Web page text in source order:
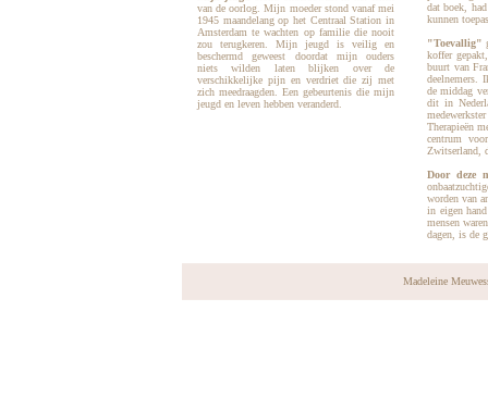
van de oorlog. Mijn moeder stond vanaf mei
1945 maandelang op het Centraal Station in
Amsterdam te wachten op familie die nooit
zou terugkeren. Mijn jeugd is veilig en
beschermd geweest doordat mijn ouders
niets wilden laten blijken over de
verschikkelijke pijn en verdriet die zij met
zich meedraagden. Een gebeurtenis die mijn
jeugd en leven hebben veranderd.
dat boek,
kunnen
"Toevallig"
koffer
buurt van
deelnemers.
de middag
dit in
Therapieën
centrum
Zwitserland,
Door deze
worden van
in eigen
mensen
dagen, is de
Madeleine